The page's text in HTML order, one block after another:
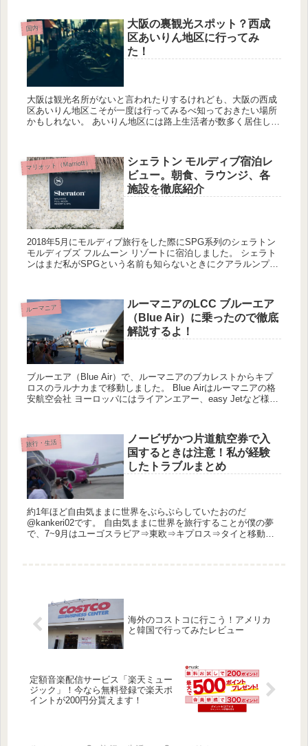
国内
大阪の裏観光スポット？西成
区あいりん地区に行ってみ
た！
大阪は観光名所がないと言われたりするけれども、大阪の西成
区あいりん地区こそが一度は行ってみるべ知っておきたい場所
かもしれない。 あいりん地区には路上生活者が数多く居住し
マリオット（Marriott）
シェラトン モルディブ宿泊レ
ビュー。朝食、ラウンジ、各
施設を徹底紹介
2018年5月にモルディブ旅行をした際にSPG系列のシェラトン
モルディブズ フルムーン リゾートに宿泊しました。 シェラト
ンはまだ私がSPGという名前も知らないときにクアラルンプー
ルーマニア
ルーマニアのLCC ブルーエア
（Blue Air）に乗ったので徹底
解説するよ！
ブルーエア（Blue Air）で、ルーマニアのブカレストからキプ
ロスのラルナカまで移動しました。 Blue Airはルーマニアの格
安航空会社 ヨーロッパにはライアンエアー、easy Jetなど様々
旅行・生活
ノービザかつ片道航空券で入
国するときは注意！私が経験
したトラブルまとめ
約1年ほど自由気ままに世界をぶらぶらしていたおのだ
@kankeri02です。 自由気ままに世界を旅行することが僕の夢
で、7~9月はユーゴスラビア⇒東欧⇒キプロス⇒タイと移動し
海外のコストコに行こう！アメリカ
と韓国で行ってみたレビュー
定額音楽配信サービス「楽天ミュー
ジック」！今なら無料登録で楽天ポ
イントが200円分貰えます！